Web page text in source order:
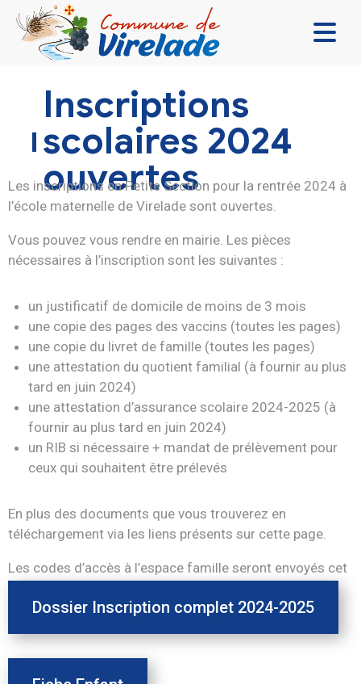
VIVRE ENSEMBLE
SE DIVERTIR
DÉCOUVRIR
CONTACT
Inscriptions
scolaires 2024
ouvertes
Les inscriptions en Petite Section pour la rentrée 2024 à
l’école maternelle de Virelade sont ouvertes.
Vous pouvez vous rendre en mairie. Les pièces
nécessaires à l’inscription sont les suivantes :
un justificatif de domicile de moins de 3 mois
une copie des pages des vaccins (toutes les pages)
une copie du livret de famille (toutes les pages)
une attestation du quotient familial (à fournir au plus
tard en juin 2024)
une attestation d’assurance scolaire 2024-2025 (à
fournir au plus tard en juin 2024)
un RIB si nécessaire + mandat de prélèvement pour
ceux qui souhaitent être prélevés
En plus des documents que vous trouverez en
téléchargement via les liens présents sur cette page.
Les codes d’accès à l’espace famille seront envoyés cet
Dossier Inscription complet 2024-2025